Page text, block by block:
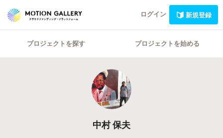
ログイン 新規登録
プロジェクトを探す プロジェクトを始める
中村 保夫